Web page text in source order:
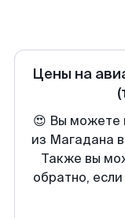
Цены на
😍 Вы можете
из Магадана
Также вы
обратно,